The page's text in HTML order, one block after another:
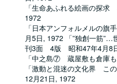
「生命あふれる絵画の探
1972
「日本アンフォルメルの
月5日, 1972 「”独創一筋
刊3面 4版 昭和47年4月8
「中之島⑦ 蔵屋敷も倉庫
「激動と混迷の文化界 こ
12月21日, 1972